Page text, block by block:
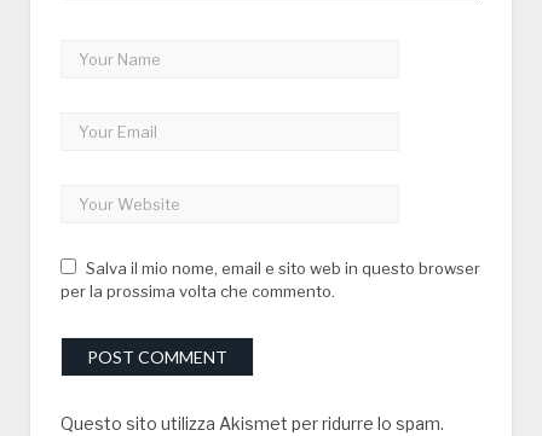
Salva il mio nome, email e sito web in questo browser
per la prossima volta che commento.
Questo sito utilizza Akismet per ridurre lo spam.